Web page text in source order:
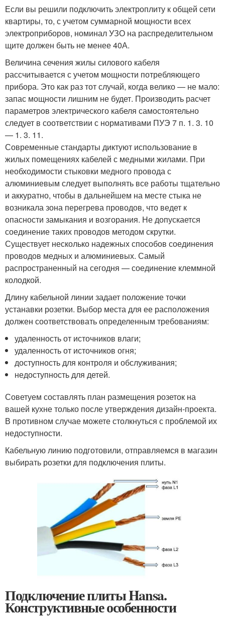
Если вы решили подключить электроплиту к общей сети
квартиры, то, с учетом суммарной мощности всех
электроприборов, номинал УЗО на распределительном
щите должен быть не менее 40А.
Величина сечения жилы силового кабеля
рассчитывается с учетом мощности потребляющего
прибора. Это как раз тот случай, когда велико — не мало:
запас мощности лишним не будет. Производить расчет
параметров электрического кабеля самостоятельно
следует в соответствии с нормативами ПУЭ 7 п. 1. 3. 10
— 1. 3. 11.
Современные стандарты диктуют использование в
жилых помещениях кабелей с медными жилами. При
необходимости стыковки медного провода с
алюминиевым следует выполнять все работы тщательно
и аккуратно, чтобы в дальнейшем на месте стыка не
возникала зона перегрева проводов, что ведет к
опасности замыкания и возгорания. Не допускается
соединение таких проводов методом скрутки.
Существует несколько надежных способов соединения
проводов медных и алюминиевых. Самый
распространенный на сегодня — соединение клеммной
колодкой.
Длину кабельной линии задает положение точки
устанавки розетки. Выбор места для ее расположения
должен соответствовать определенным требованиям:
удаленность от источников влаги;
удаленность от источников огня;
доступность для контроля и обслуживания;
недоступность для детей.
Советуем составлять план размещения розеток на
вашей кухне только после утверждения дизайн-проекта.
В противном случае можете столкнуться с проблемой их
недоступности.
Кабельную линию подготовили, отправляемся в магазин
выбирать розетки для подключения плиты.
Подключение плиты Hansa.
Конструктивные особенности